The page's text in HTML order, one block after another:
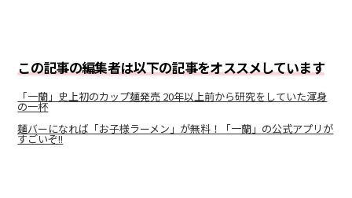
この記事の編集者は以下の記事をオススメしています
「一蘭」史上初のカップ麺発売 20年以上前から研究をしていた渾身
の一杯
麺バーになれば「お子様ラーメン」が無料！「一蘭」の公式アプリが
すごいぞ!!